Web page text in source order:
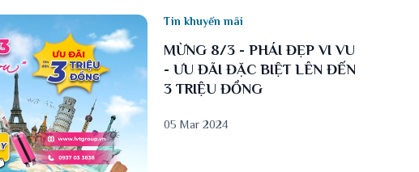
Tin khuyến mãi
MỪNG 8/3 - PHÁI ĐẸP VI VU
- ƯU ĐÃI ĐẶC BIỆT LÊN ĐẾN
3 TRIỆU ĐỒNG
05 Mar 2024